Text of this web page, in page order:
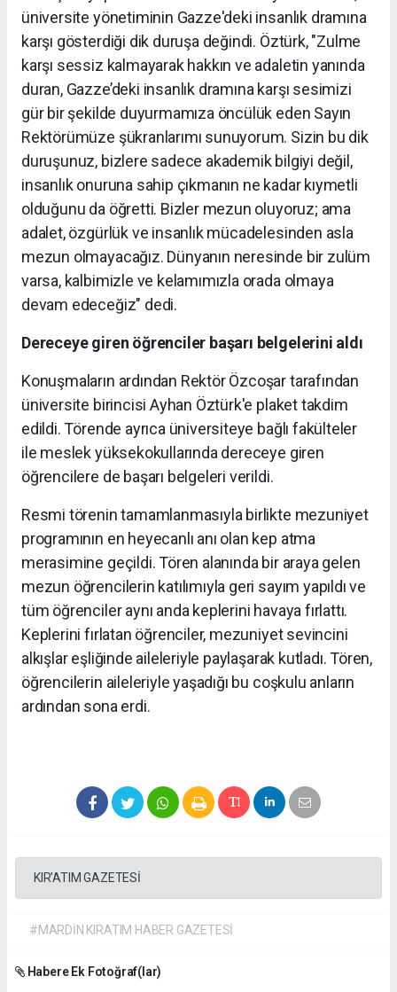
üniversite yönetiminin Gazze'deki insanlık dramına
karşı gösterdiği dik duruşa değindi. Öztürk, "Zulme
karşı sessiz kalmayarak hakkın ve adaletin yanında
duran, Gazze’deki insanlık dramına karşı sesimizi
gür bir şekilde duyurmamıza öncülük eden Sayın
Rektörümüze şükranlarımı sunuyorum. Sizin bu dik
duruşunuz, bizlere sadece akademik bilgiyi değil,
insanlık onuruna sahip çıkmanın ne kadar kıymetli
olduğunu da öğretti. Bizler mezun oluyoruz; ama
adalet, özgürlük ve insanlık mücadelesinden asla
mezun olmayacağız. Dünyanın neresinde bir zulüm
varsa, kalbimizle ve kelamımızla orada olmaya
devam edeceğiz" dedi.
Dereceye giren öğrenciler başarı belgelerini aldı
Konuşmaların ardından Rektör Özcoşar tarafından
üniversite birincisi Ayhan Öztürk'e plaket takdim
edildi. Törende ayrıca üniversiteye bağlı fakülteler
ile meslek yüksekokullarında dereceye giren
öğrencilere de başarı belgeleri verildi.
Resmi törenin tamamlanmasıyla birlikte mezuniyet
programının en heyecanlı anı olan kep atma
merasimine geçildi. Tören alanında bir araya gelen
mezun öğrencilerin katılımıyla geri sayım yapıldı ve
tüm öğrenciler aynı anda keplerini havaya fırlattı.
Keplerini fırlatan öğrenciler, mezuniyet sevincini
alkışlar eşliğinde aileleriyle paylaşarak kutladı. Tören,
öğrencilerin aileleriyle yaşadığı bu coşkulu anların
ardından sona erdi.
KIR'ATIM GAZETESİ
#MARDİN KIRATIM HABER GAZETESİ
Habere Ek Fotoğraf(lar)